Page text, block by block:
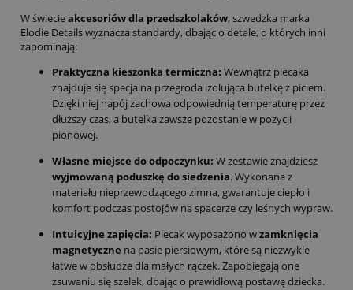
W świecieakcesoriów dla przedszkolaków, szwedzka marka
Elodie Details wyznacza standardy, dbając o detale, o których inni
zapominają:
Praktyczna kieszonka termiczna: Wewnątrz plecaka
znajduje się specjalna przegroda izolująca butelkę z piciem.
Dzięki niej napój zachowa odpowiednią temperaturę przez
dłuższy czas, a butelka zawsze pozostanie w pozycji
pionowej.
Własne miejsce do odpoczynku: W zestawie znajdziesz
wyjmowaną poduszkę do siedzenia. Wykonana z
materiału nieprzewodzącego zimna, gwarantuje ciepło i
komfort podczas postojów na spacerze czy leśnych wypraw.
Intuicyjne zapięcia: Plecak wyposażono wzamknięcia
magnetyczne na pasie piersiowym, które są niezwykle
łatwe w obsłudze dla małych rączek. Zapobiegają one
zsuwaniu się szelek, dbając o prawidłową postawę dziecka.